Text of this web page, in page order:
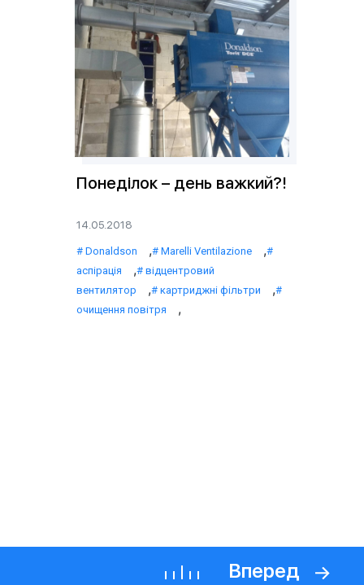
Понеділок – день важкий?!
14.05.2018
Donaldson , Marelli Ventilazione ,
аспірація ,
відцентровий
вентилятор
, картриджні фільтри ,
очищення повітря ,
Вперед